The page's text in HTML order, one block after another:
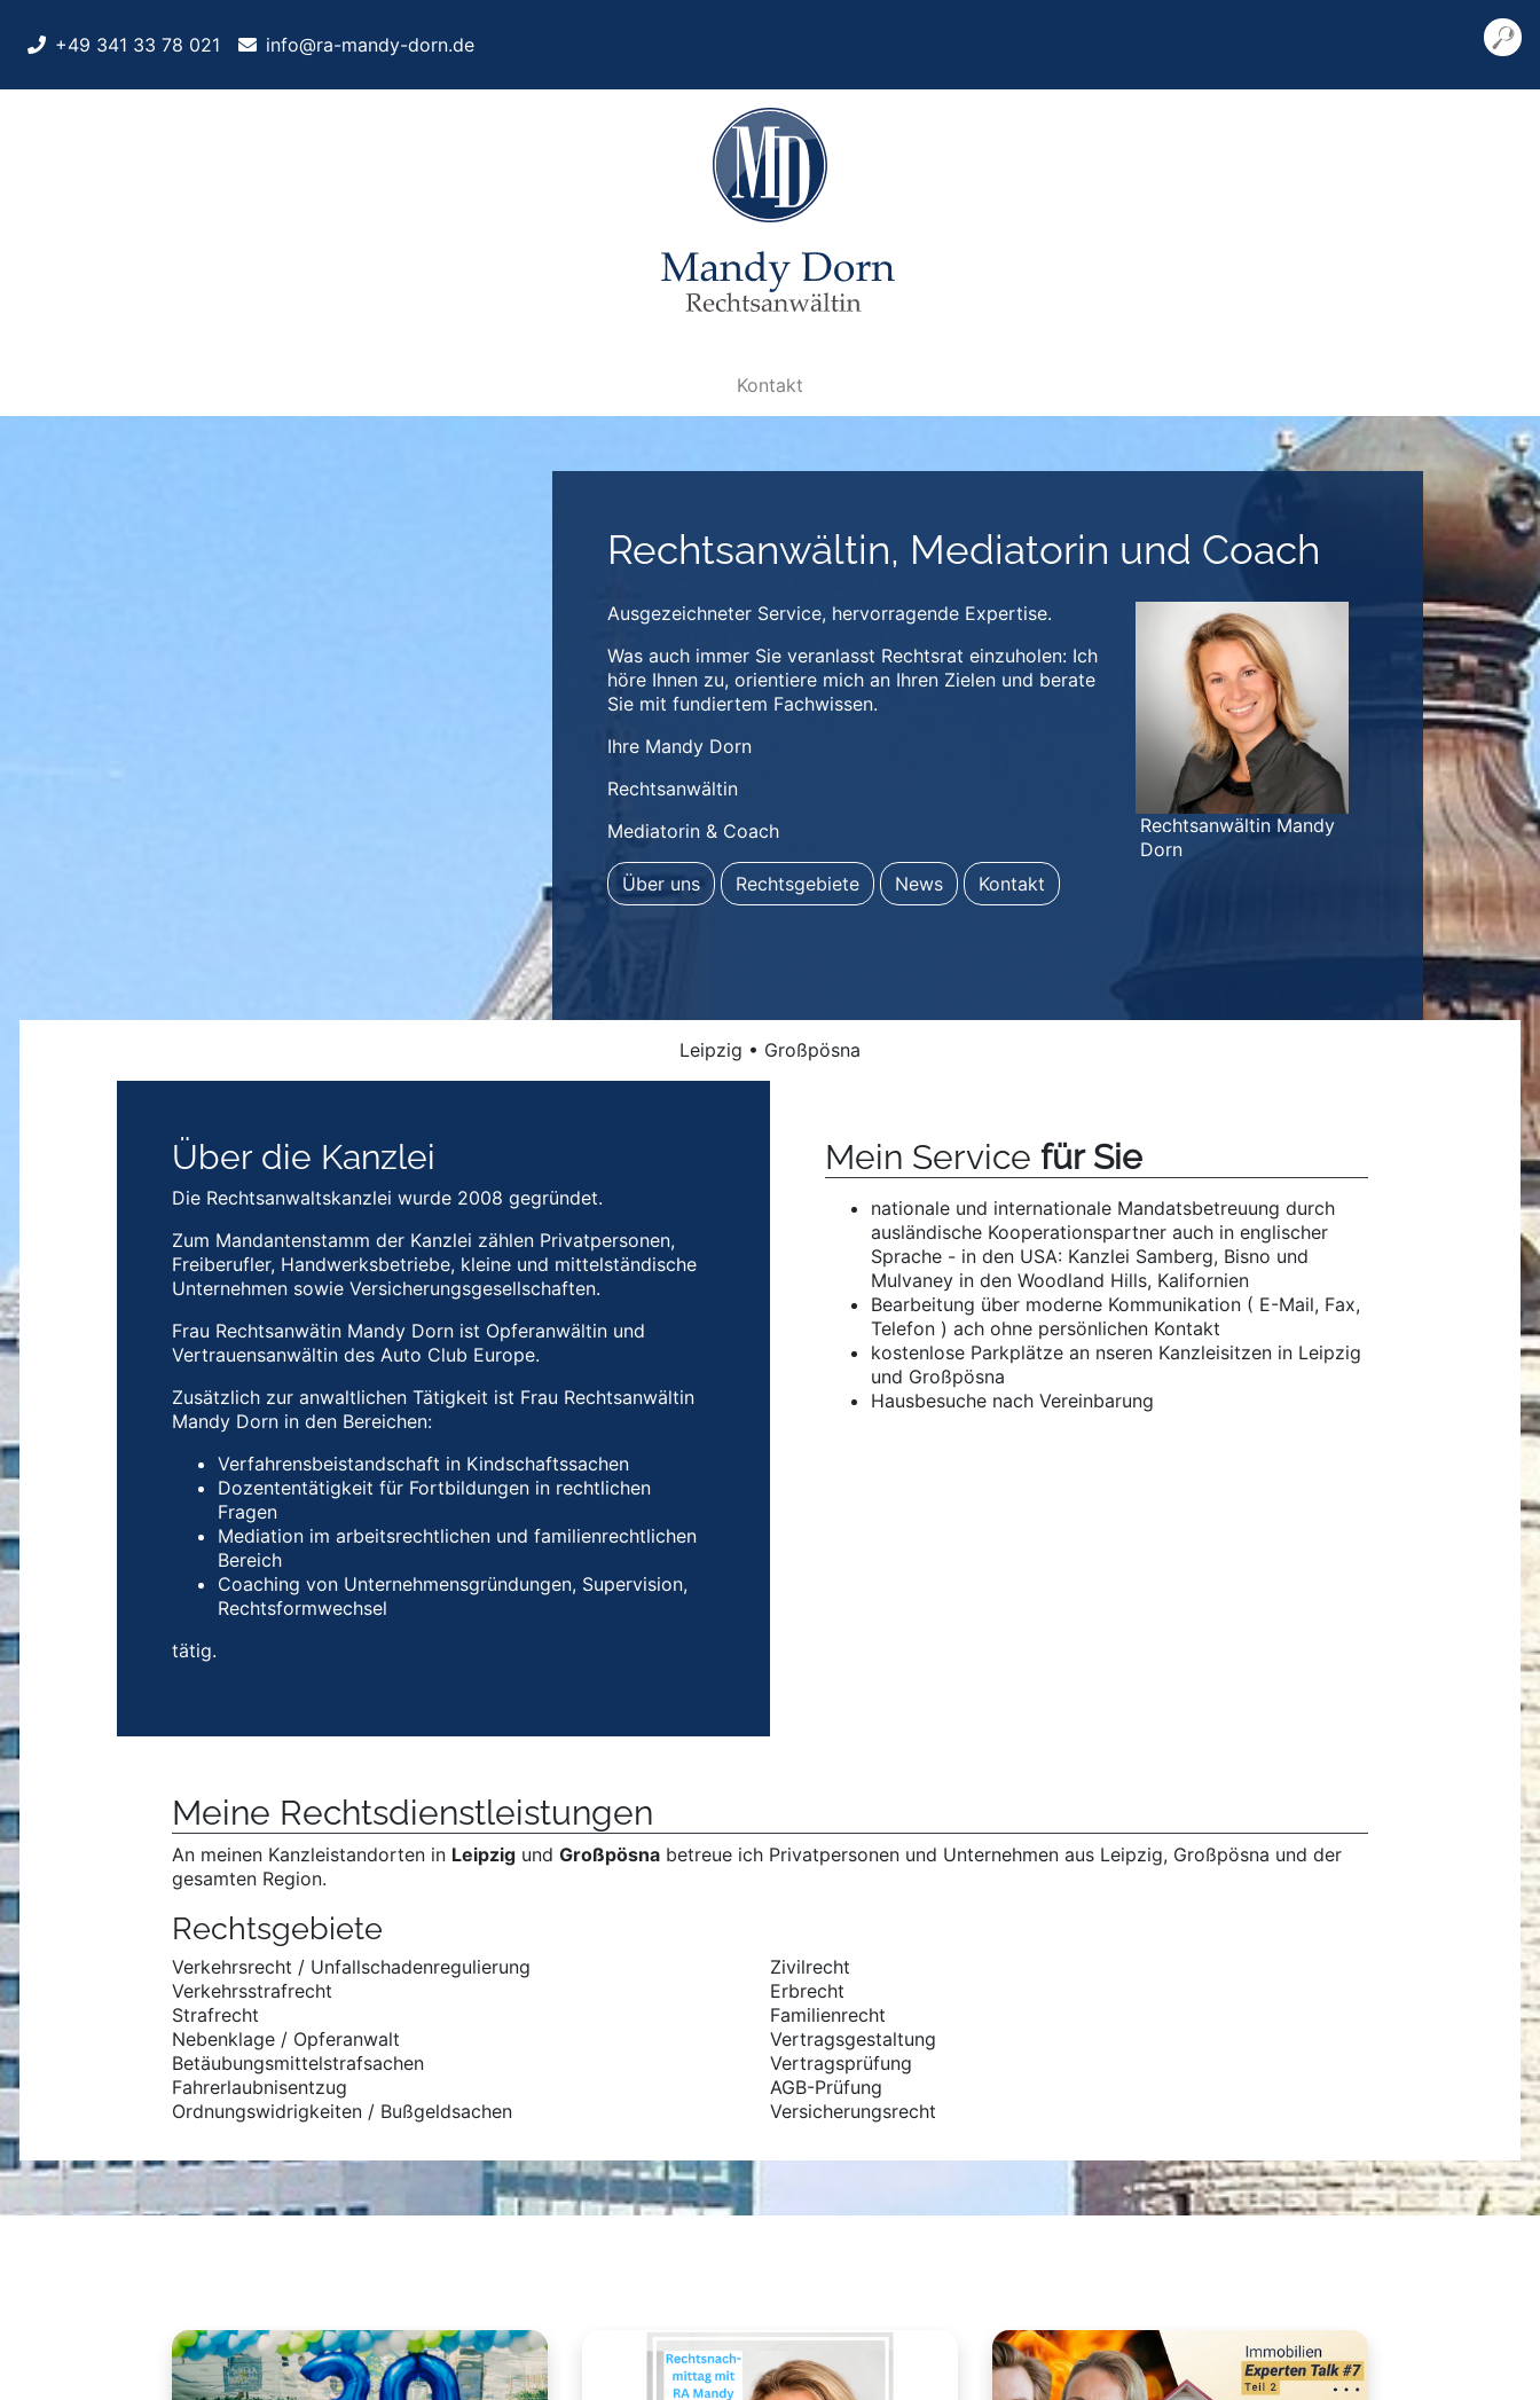
+49 341 33 78 021 info@ra-mandy-dorn.de
Kontakt
Rechtsanwältin, Mediatorin und Coach
Rechtsanwältin Mandy
Dorn
Ausgezeichneter Service, hervorragende Expertise.
Was auch immer Sie veranlasst Rechtsrat einzuholen: Ich
höre Ihnen zu, orientiere mich an Ihren Zielen und berate
Sie mit fundiertem Fachwissen.
Ihre Mandy Dorn
Rechtsanwältin
Mediatorin & Coach
Über uns Rechtsgebiete News Kontakt
Leipzig • Großpösna
Über die Kanzlei
Die Rechtsanwaltskanzlei wurde 2008 gegründet.
Zum Mandantenstamm der Kanzlei zählen Privatpersonen,
Freiberufler, Handwerksbetriebe, kleine und mittelständische
Unternehmen sowie Versicherungsgesellschaften.
Frau Rechtsanwätin Mandy Dorn ist Opferanwältin und
Vertrauensanwältin des Auto Club Europe.
Zusätzlich zur anwaltlichen Tätigkeit ist Frau Rechtsanwältin
Mandy Dorn in den Bereichen:
Verfahrensbeistandschaft in Kindschaftssachen
Dozententätigkeit für Fortbildungen in rechtlichen
Fragen
Mediation im arbeitsrechtlichen und familienrechtlichen
Bereich
Coaching von Unternehmensgründungen, Supervision,
Rechtsformwechsel
tätig.
Mein Service für Sie
nationale und internationale Mandatsbetreuung durch
ausländische Kooperationspartner auch in englischer
Sprache - in den USA: Kanzlei Samberg, Bisno und
Mulvaney in den Woodland Hills, Kalifornien
Bearbeitung über moderne Kommunikation ( E-Mail, Fax,
Telefon ) ach ohne persönlichen Kontakt
kostenlose Parkplätze an nseren Kanzleisitzen in Leipzig
und Großpösna
Hausbesuche nach Vereinbarung
Meine Rechts­dienst­leistung­en
An meinen Kanzleistandorten in Leipzig und Großpösna betreue ich Privatpersonen und Unternehmen aus Leipzig, Großpösna und der
gesamten Region.
Rechtsgebiete
Verkehrsrecht / Unfallschadenregulierung
Verkehrsstrafrecht
Strafrecht
Nebenklage / Opferanwalt
Betäubungsmittelstrafsachen
Fahrerlaubnisentzug
Ordnungswidrigkeiten / Bußgeldsachen
Zivilrecht
Erbrecht
Familienrecht
Vertragsgestaltung
Vertragsprüfung
AGB-Prüfung
Versicherungsrecht